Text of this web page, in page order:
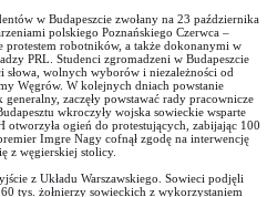
w Budapeszcie zwołany na 23 października
polskiego Poznańskiego Czerwca –
protestem robotników, a także dokonanymi w
PRL. Studenci zgromadzeni w Budapeszcie
słowa, wolnych wyborów i niezależności od
Węgrów. W kolejnych dniach powstanie
generalny, zaczęły powstawać rady pracownicze
wkroczyły wojska sowieckie wsparte
otworzyła ogień do protestujących, zabijając 100
Imgre Nagy cofnął zgodę na interwencję
z węgierskiej stolicy.
z Układu Warszawskiego. Sowieci podjęli
tys. żołnierzy sowieckich z wykorzystaniem